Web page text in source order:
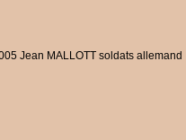
Jean MALLOTT soldats allemand